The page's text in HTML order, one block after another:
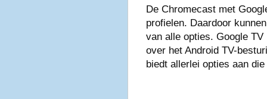
De Chromecast met
profielen. Daardoor
van alle opties. Google
over het Android TV-
biedt allerlei opties aan